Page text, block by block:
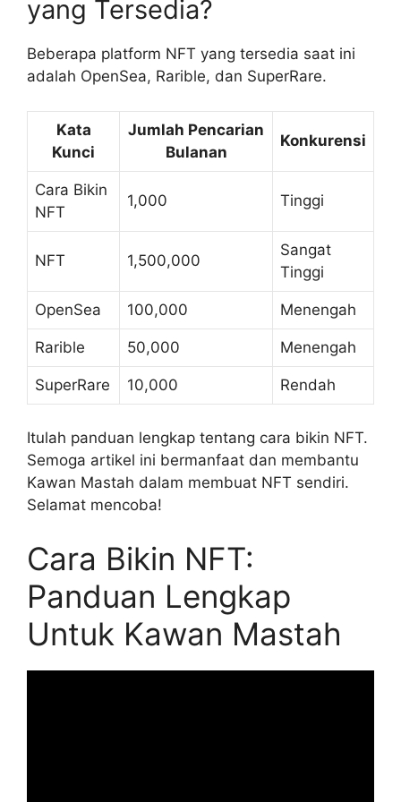
yang Tersedia?
Beberapa platform NFT yang tersedia saat ini
adalah OpenSea, Rarible, dan SuperRare.
Kata
Kunci
Jumlah Pencarian
Bulanan
Konkurensi
Cara Bikin
NFT
1,000 Tinggi
NFT 1,500,000
Sangat
Tinggi
OpenSea 100,000 Menengah
Rarible 50,000 Menengah
SuperRare 10,000 Rendah
Itulah panduan lengkap tentang cara bikin NFT.
Semoga artikel ini bermanfaat dan membantu
Kawan Mastah dalam membuat NFT sendiri.
Selamat mencoba!
Cara Bikin NFT:
Panduan Lengkap
Untuk Kawan Mastah